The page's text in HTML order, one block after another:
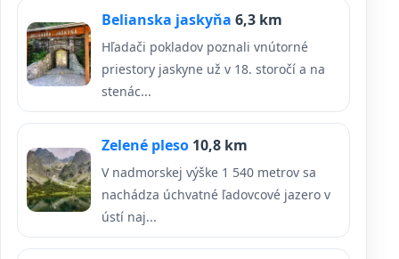
Belianska jaskyňa 6,3 km
Hľadači pokladov poznali vnútorné
priestory jaskyne už v 18. storočí a na
stenác...
Zelené pleso 10,8 km
V nadmorskej výške 1 540 metrov sa
nachádza úchvatné ľadovcové jazero v
ústí naj...